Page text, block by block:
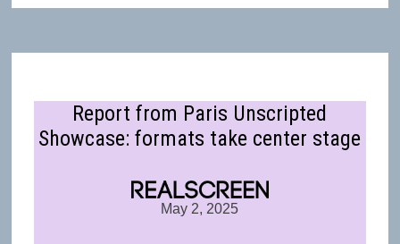
Report from Paris Unscripted
Showcase: formats take center stage
May 2, 2025